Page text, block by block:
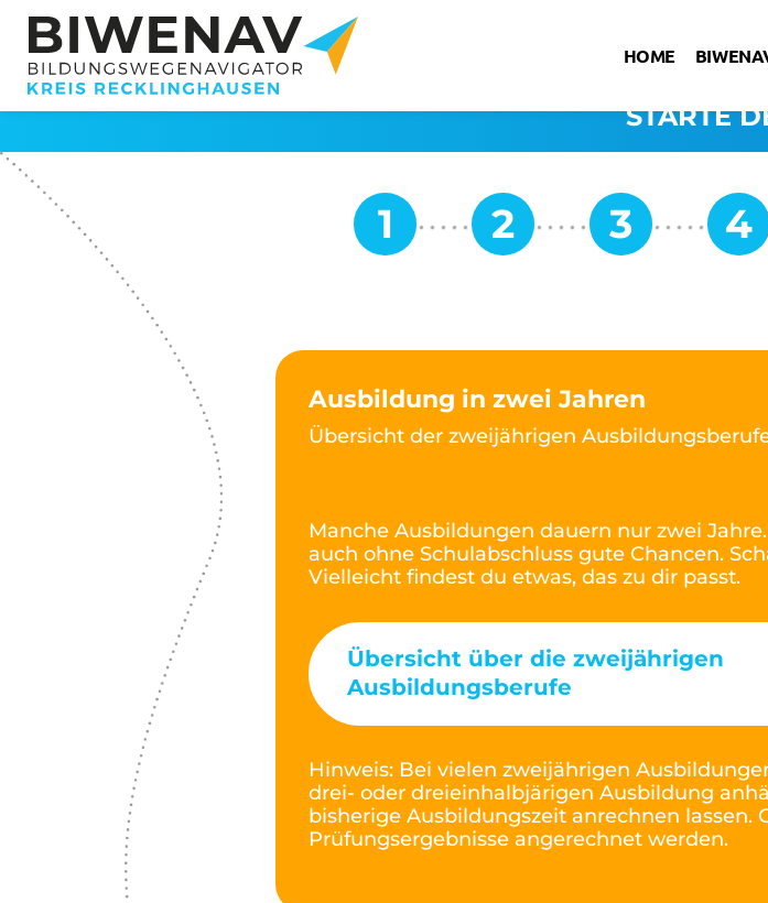
HOME
STARTE
Ausbildung in zwei Jahren
Übersicht der zweijährigen
Manche Ausbildungen dauern nur zwei
auch ohne Schulabschluss gute Chancen.
Vielleicht findest du etwas, das zu dir passt.
Übersicht über die zweijährigen
Ausbildungsberufe
Hinweis: Bei vielen zweijährigen
drei- oder dreieinhalbjärigen Ausbildung
bisherige Ausbildungszeit anrechnen lassen.
Prüfungsergebnisse angerechnet werden.